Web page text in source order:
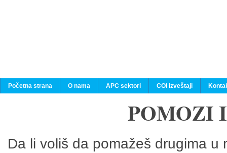
Početna strana O nama APC sektori COI izveštaji
POMOZI
Da li voliš da pomažeš drugima